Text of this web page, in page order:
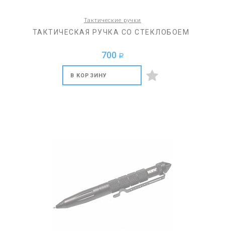
Тактические ручки
ТАКТИЧЕСКАЯ РУЧКА СО СТЕКЛОБОЕМ
700 a
В КОРЗИНУ